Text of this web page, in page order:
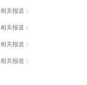
相关报道：
相关报道：
相关报道：
相关报道：